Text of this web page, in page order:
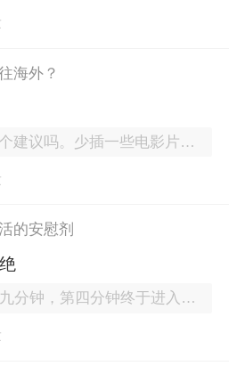
海外？
吗。少插一些电影片段 影响观看
的安慰剂
，第四分钟终于进入正文，绝了。